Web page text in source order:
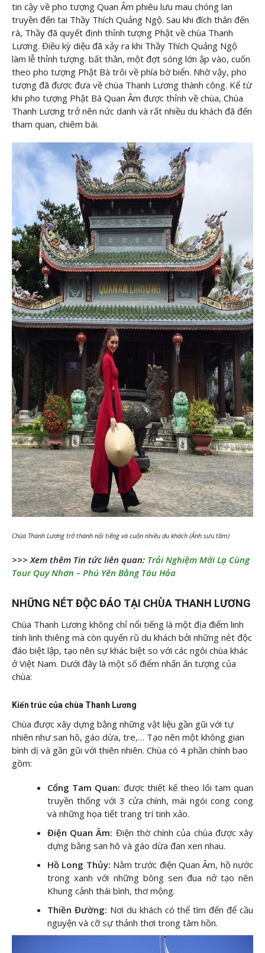
tin cậy về pho tượng Quan Âm phiêu lưu mau chóng lan
truyền đến tai Thầy Thích Quảng Ngộ. Sau khi đích thân đến
rà, Thầy đã quyết định thỉnh tượng Phật về chùa Thanh
Lương. Điều kỳ diệu đã xảy ra khi Thầy Thích Quảng Ngộ
làm lễ thỉnh tượng. bất thần, một đợt sóng lớn ập vào, cuốn
theo pho tượng Phật Bà trôi về phía bờ biển. Nhờ vậy, pho
tượng đã được đưa về chùa Thanh Lương thành công. Kể từ
khi pho tượng Phật Bà Quan Âm được thỉnh về chùa, Chùa
Thanh Lương trở nên nức danh và rất nhiều du khách đã đến
tham quan, chiêm bái.
Chùa Thanh Lương trở thành nổi tiếng và cuốn nhiều du khách (Ảnh sưu tầm)
>>> Xem thêm Tin tức liên quan: Trải Nghiệm Mới Lạ Cùng
Tour Quy Nhơn – Phú Yên Bằng Tàu Hỏa
NHỮNG NÉT ĐỘC ĐÁO TẠI CHÙA THANH LƯƠNG
Chùa Thanh Lương không chỉ nổi tiếng là một địa điểm linh
tính linh thiêng mà còn quyến rũ du khách bởi những nét độc
đáo biệt lập, tạo nên sự khác biệt so với các ngôi chùa khác
ở Việt Nam. Dưới đây là một số điểm nhấn ấn tượng của
chùa:
Kiến trúc của chùa Thanh Lương
Chùa được xây dựng bằng những vật liệu gần gũi với tự
nhiên như san hô, gáo dừa, tre,… Tạo nên một không gian
bình dị và gần gũi với thiên nhiên. Chùa có 4 phần chính bao
gồm:
Cổng Tam Quan: được thiết kế theo lối tam quan
truyền thống với 3 cửa chính, mái ngói cong cong
và những họa tiết trang trí tinh xảo.
Điện Quan Âm: Điện thờ chính của chùa được xây
dựng bằng san hô và gáo dừa đan xen nhau.
Hồ Long Thủy: Nằm trước điện Quan Âm, hồ nước
trong xanh với những bông sen đua nở tạo nên
Khung cảnh thái bình, thơ mộng.
Thiền Đường: Nơi du khách có thể tìm đến để cầu
nguyện và cỡ sự thảnh thơi trong tâm hồn.